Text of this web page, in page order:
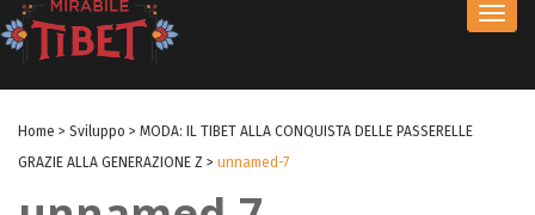
Home > Sviluppo > MODA: IL TIBET ALLA CONQUISTA DELLE PASSERELLE
GRAZIE ALLA GENERAZIONE Z > unnamed-7